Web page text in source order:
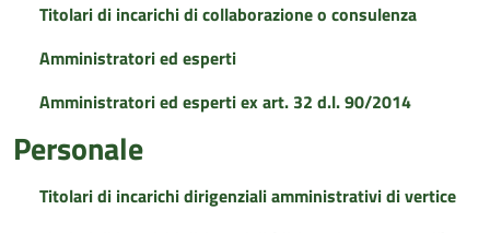
Titolari di incarichi di collaborazione o consulenza
Amministratori ed esperti
Amministratori ed esperti ex art. 32 d.l. 90/2014
Personale
Titolari di incarichi dirigenziali amministrativi di vertice